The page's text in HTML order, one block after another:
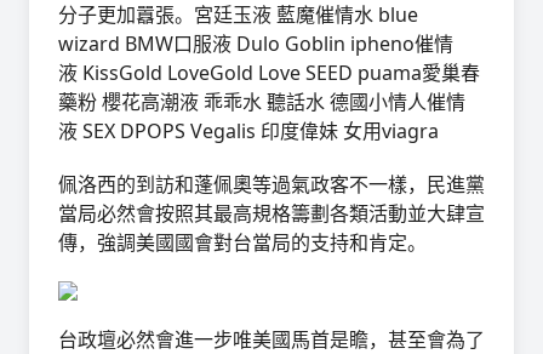
分子更加囂張。 宮廷玉液 藍魔催情水 blue
wizard BMW口服液 Dulo Goblin ipheno催情
液 KissGold LoveGold Love SEED puama愛巢春
藥粉櫻花高潮液 乖乖水聽話水德國小情人催情
液SEX DPOPS Vegalis 印度偉妹 女用viagra
佩洛西的到訪和蓬佩奧等過氣政客不一樣，民進黨
當局必然會按照其最高規格籌劃各類活動並大肆宣
傳，強調美國國會對台當局的支持和肯定。
台政壇必然會進一步唯美國馬首是瞻，甚至會為了